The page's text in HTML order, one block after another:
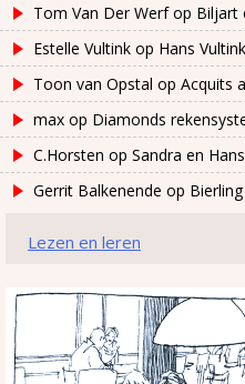
Tom Van Der Werfop Biljart
Estelle Vultink op Hans Vultink
Toon van Opstal op Acquits
max op Diamonds
C.Horsten op Sandra en
Gerrit Balkenende op
Lezen en leren